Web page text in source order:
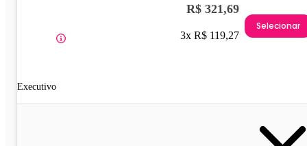
Executivo
R$ 321,69
3x R$ 119,27
Selecionar